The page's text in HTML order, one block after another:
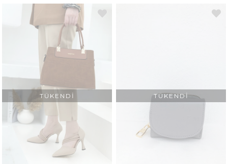
TÜKENDI TÜKENDI